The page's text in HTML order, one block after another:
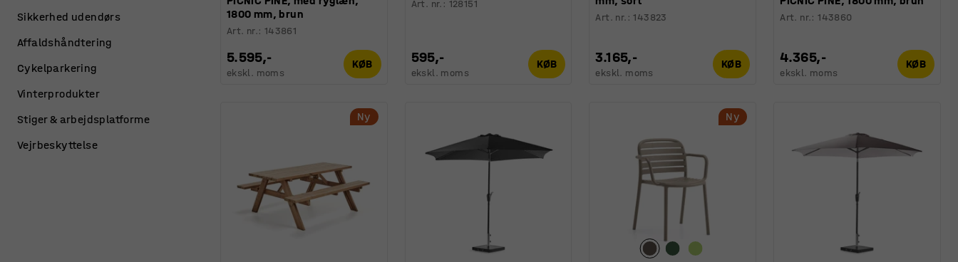
1800 mm, brun
Art. nr.: 143861
5.595,-
ekskl. moms
KØB
Art. nr. : 128151
595,-
ekskl. moms
KØB
Art. nr. :143823
3.165,-
ekskl. moms
KØB
Art. nr.:143860
4.365,-
ekskl. moms
KØB
Ny Ny
Sikkerhed udendørs
Affaldshåndtering
Cykelparkering
Vinterprodukter
Stiger & arbejdsplatforme
Vejrbeskyttelse